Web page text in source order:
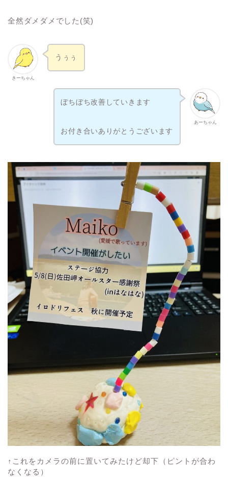
全然ダメダメでした(笑)
きーちゃん
うぅぅ
あーちゃん
ぼちぼち改善していきます
お付き合いありがとうございます
↑これをカメラの前に置いてみたけど却下（ピントが合わ
なくなる）